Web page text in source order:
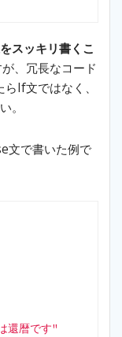
スッキリ書くこ
、冗長なコード
If文ではなく、
。
文で書いた例で
還暦です"